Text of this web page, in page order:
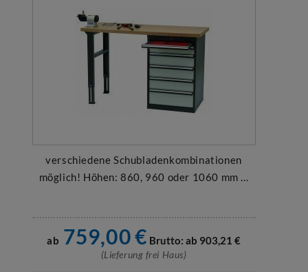
verschiedene Schubladenkombinationen
möglich! Höhen: 860, 960 oder 1060 mm ...
ab 759,00€ Brutto: ab 903,21 €
(Lieferung frei Haus)